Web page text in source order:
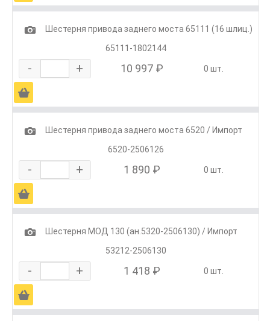
1
Шестерня привода заднего моста 65111 (16 шлиц.)
65111-1802144
- + 10 997 ₽ 0 шт.
Ä
1
Шестерня привода заднего моста 6520 / Импорт
6520-2506126
- + 1 890 ₽ 0 шт.
Ä
1
Шестерня МОД 130 (ан.5320-2506130) / Импорт
53212-2506130
- + 1 418 ₽ 0 шт.
Ä